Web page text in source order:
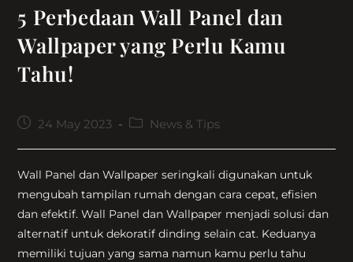
5 Perbedaan Wall Panel dan
Wallpaper yang Perlu Kamu
Tahu!
Post24 May 2023
PostNews & Tips
Wall Panel dan Wallpaper seringkali digunakan untuk
mengubah tampilan rumah dengan cara cepat, efisien
dan efektif. Wall Panel dan Wallpaper menjadi solusi dan
alternatif untuk dekoratif dinding selain cat. Keduanya
memiliki tujuan yang sama namun kamu perlu tahu